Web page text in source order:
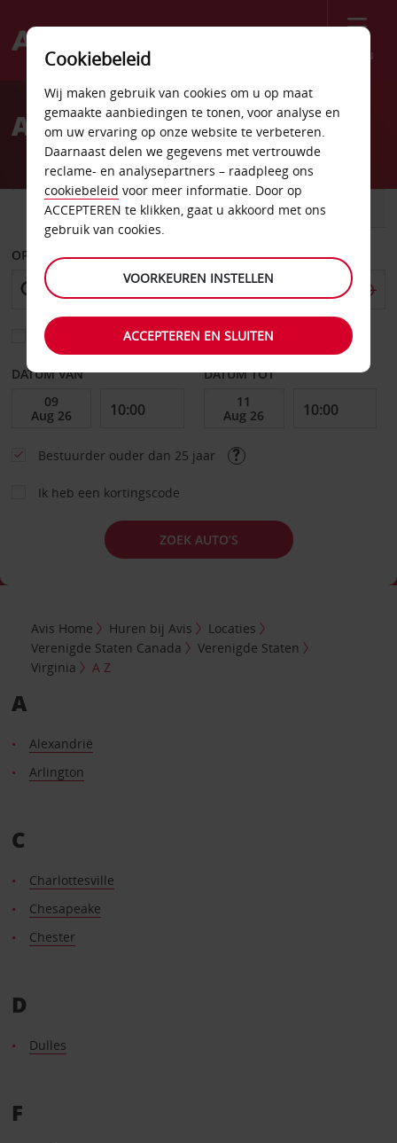
Menu
Welcome
AvisAutoverhuur Virginia
AUTO BESTELWAGEN
OPHALEN OP
Kies een ander afleverpunt
DATUM VAN DATUM TOT
Bestuurder ouder dan 25 jaar
Ik heb een kortingscode
ZOEK AUTO’S
Avis Home Huren bij Avis
Locaties
Verenigde Staten Canada
Verenigde Staten
Virginia
A Z
A
Alexandrië
Arlington
C
Charlottesville
Chesapeake
Chester
D
Dulles
F
Cookiebeleid
Wij maken gebruik van cookies om u op maat
gemaakte aanbiedingen te tonen, voor analyse en
om uw ervaring op onze website te verbeteren.
Daarnaast delen we gegevens met vertrouwde
reclame- en analysepartners – raadpleeg ons
cookiebeleid voor meer informatie. Door op
ACCEPTEREN te klikken, gaat u akkoord met ons
gebruik van cookies.
VOORKEUREN INSTELLEN
ACCEPTEREN EN SLUITEN